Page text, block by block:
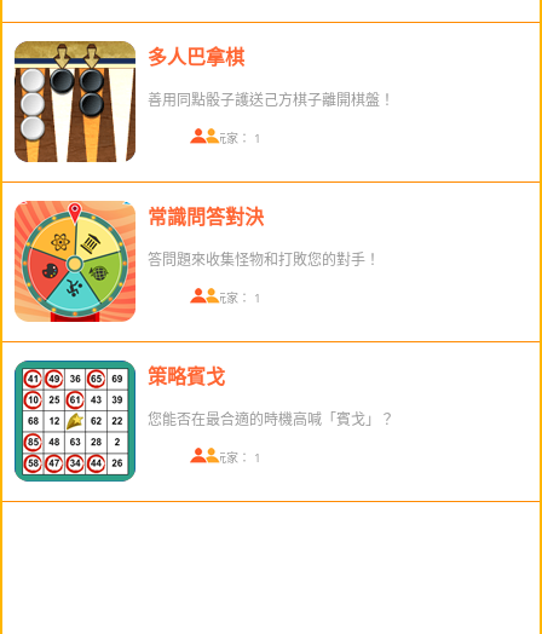
多人巴拿棋
善用同點骰子護送己方棋子離開棋盤！
在線玩家： 1
常識問答對決
答問題來收集怪物和打敗您的對手！
在線玩家： 1
策略賓戈
您能否在最合適的時機高喊「賓戈」？
在線玩家： 1